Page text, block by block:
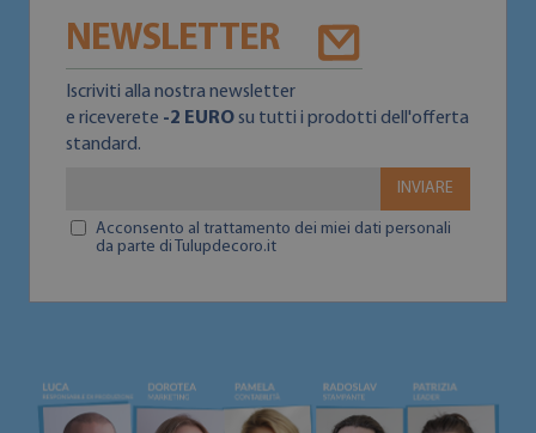
NEWSLETTER
Iscriviti alla nostra newsletter
e riceverete -2 EUROsu tutti i prodotti dell'offerta
standard.
INVIARE
Acconsento al trattamento dei miei dati personali
da parte di Tulupdecoro.it